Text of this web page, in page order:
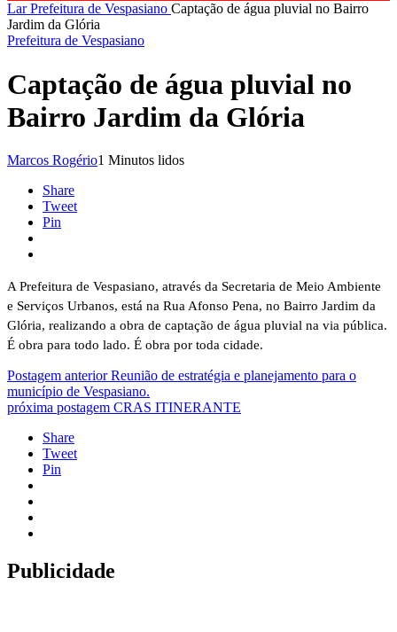
LarPrefeitura de Vespasiano Captação de água pluvial no Bairro
Jardim da Glória
Prefeitura de Vespasiano
Captação de água pluvial no
Bairro Jardim da Glória
Marcos Rogério1 Minutos lidos
Share
Tweet
Pin
A Prefeitura de Vespasiano, através da Secretaria de Meio Ambiente
e Serviços Urbanos, está na Rua Afonso Pena, no Bairro Jardim da
Glória, realizando a obra de captação de água pluvial na via pública.
É obra para todo lado. É obra por toda cidade.
Postagem anterior Reunião de estratégia e planejamento para o
município de Vespasiano.
próxima postagem CRAS ITINERANTE
Share
Tweet
Pin
Publicidade